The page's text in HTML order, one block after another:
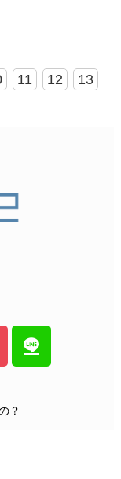
11 12 13
？